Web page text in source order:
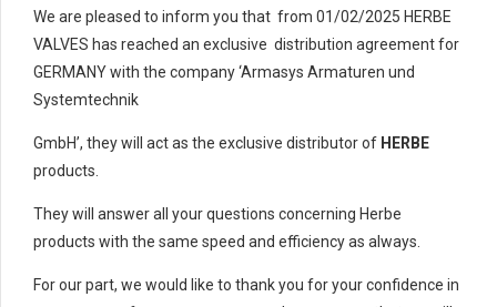
We are pleased to inform you that from 01/02/2025 HERBE
VALVES has reached an exclusive distribution agreement for
GERMANY with the company ‘Armasys Armaturen und
Systemtechnik
GmbH’, they will act as the exclusive distributor of HERBE
products.
They will answer all your questions concerning Herbe
products with the same speed and efficiency as always.
For our part, we would like to thank you for your confidence in